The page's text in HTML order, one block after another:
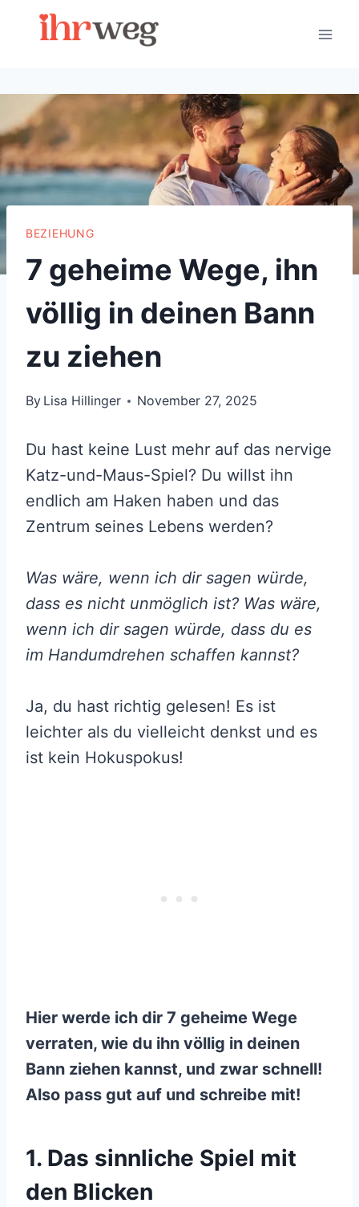
BEZIEHUNG
7 geheime Wege, ihn
völlig in deinen Bann
zu ziehen
By Lisa Hillinger November 27, 2025
Du hast keine Lust mehr auf das nervige
Katz-und-Maus-Spiel? Du willst ihn
endlich am Haken haben und das
Zentrum seines Lebens werden?
Was wäre, wenn ich dir sagen würde,
dass es nicht unmöglich ist? Was wäre,
wenn ich dir sagen würde, dass du es
im Handumdrehen schaffen kannst?
Ja, du hast richtig gelesen! Es ist
leichter als du vielleicht denkst und es
ist kein Hokuspokus!
Hier werde ich dir 7 geheime Wege
verraten, wie du ihn völlig in deinen
Bann ziehen kannst, und zwar schnell!
Also pass gut auf und schreibe mit!
1. Das sinnliche Spiel mit
den Blicken